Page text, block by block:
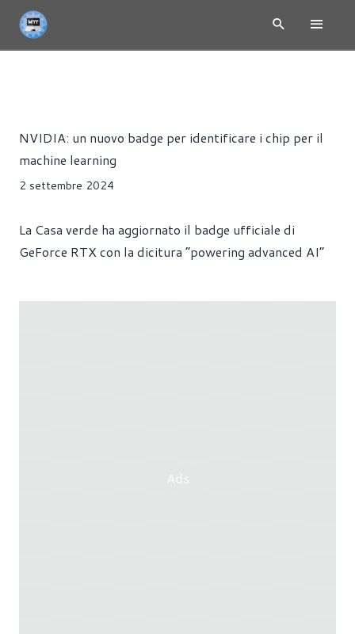
NVIDIA: un nuovo badge per identificare i chip per il
machine learning
2 settembre 2024
La Casa verde ha aggiornato il badge ufficiale di
GeForce RTX con la dicitura “powering advanced AI”